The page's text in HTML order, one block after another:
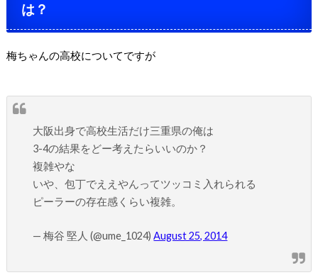
は？
梅ちゃんの高校についてですが
大阪出身で高校生活だけ三重県の俺は
3-4の結果をどー考えたらいいのか？
複雑やな
いや、包丁でええやんってツッコミ入れられる
ピーラーの存在感くらい複雑。
— 梅谷 堅人 (@ume_1024)August 25, 2014